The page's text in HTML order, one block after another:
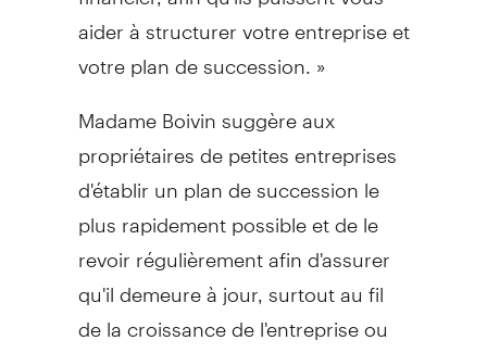
aider à structurer votre entreprise et
votre plan de succession. »
Madame Boivin suggère aux
propriétaires de petites entreprises
d'établir un plan de succession le
plus rapidement possible et de le
revoir régulièrement afin d'assurer
qu'il demeure à jour, surtout au fil
de la croissance de l'entreprise ou